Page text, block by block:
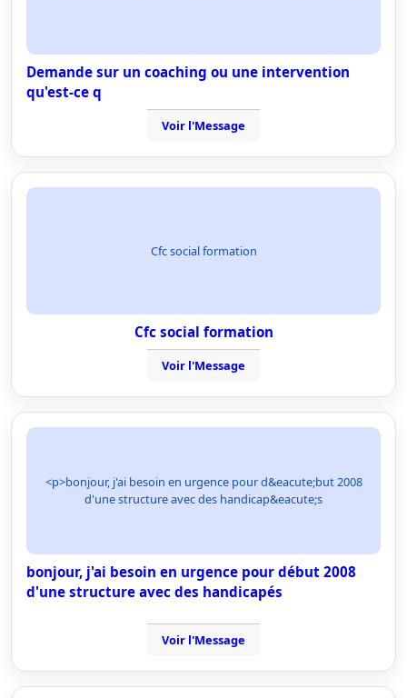
Demande sur un coaching ou une intervention
qu'est-ce q
Voir l'Message
Cfc social formation
Cfc social formation
Voir l'Message
<p>bonjour, j'ai besoin en urgence pour d&eacute;but 2008
d'une structure avec des handicap&eacute;s
bonjour, j'ai besoin en urgence pour début 2008
d'une structure avec des handicapés
Voir l'Message